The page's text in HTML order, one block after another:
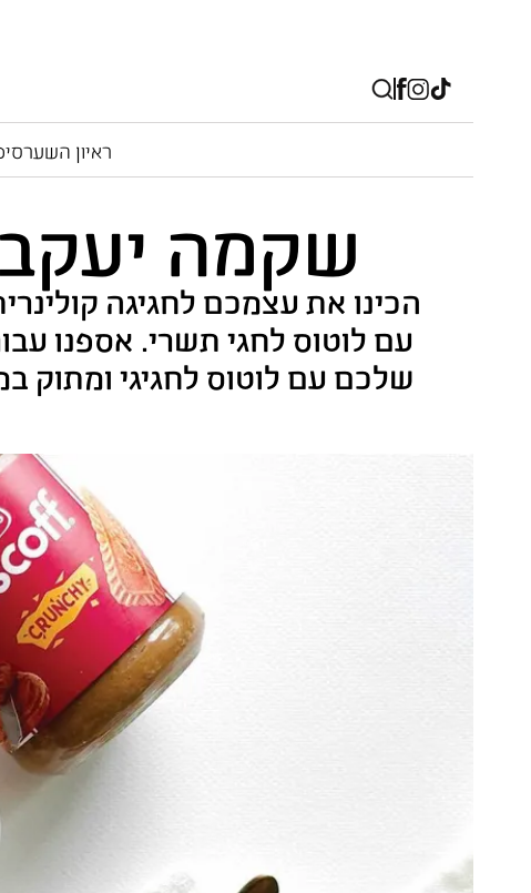
ראיון השער
שקמה
הכינו את עצמכם לחגיגה
עם לוטוס לחגי תשרי. אספנו
שלכם עם לוטוס לחגיגי ומתוק